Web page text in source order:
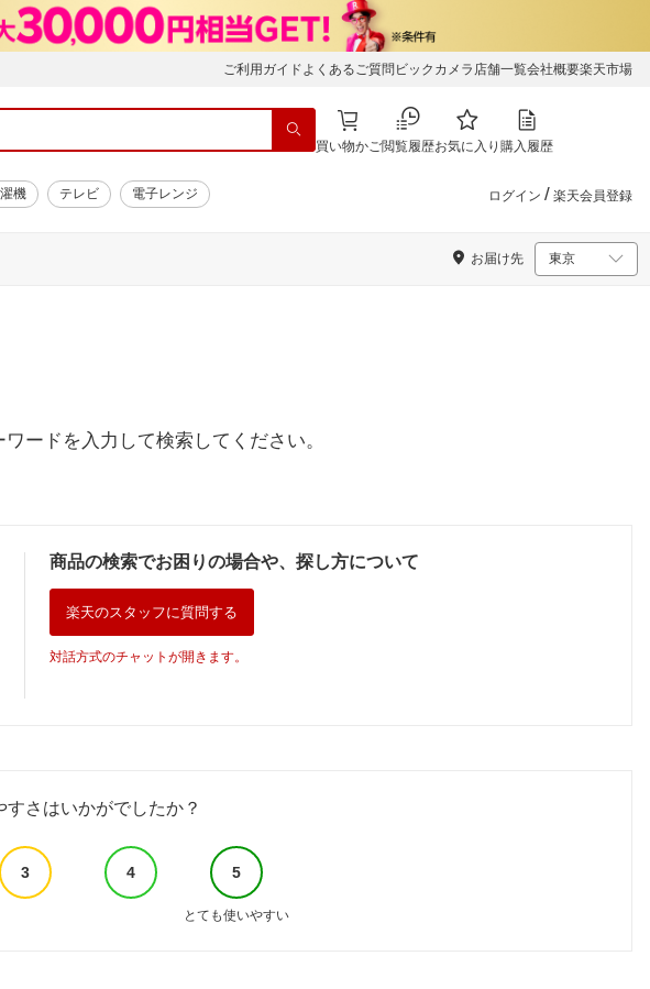
ご利用ガイド よくあるご質問 ビックカメラ店舗一覧会社概要楽天市場
買い物かご閲覧履歴お気に入り 購入履歴
機 テレビ 電子レンジ ログイン / 楽天会員登録
お届け先
ードを入力して検索してください。
商品の検索でお困りの場合や、探し方について
楽天のスタッフに質問する
対話方式のチャットが開きます。
すさはいかがでしたか？
3 4 5
とても使いやすい